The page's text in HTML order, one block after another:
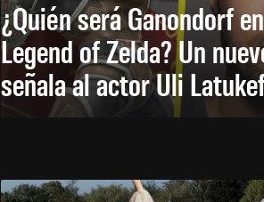
¿Quién será Ganondorf
Legend of Zelda? Un
señala al actor Uli